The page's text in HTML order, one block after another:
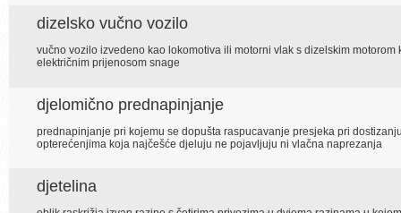
dizelsko vučno vozilo
vučno vozilo izvedeno kao lokomotiva ili motorni vlak s dizelskim
električnim prijenosom snage
djelomično prednapinjanje
prednapinjanje pri kojemu se dopušta raspucavanje presjeka pri
opterećenjima koja najčešće djeluju ne pojavljuju ni vlačna naprezanja
djetelina